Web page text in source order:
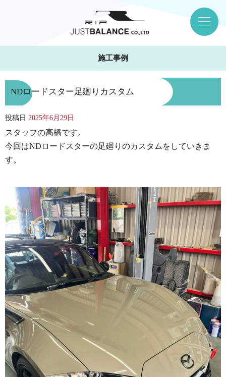
施工事例
NDロードスター足廻りカスタム
投稿日 2025年6月29日
スタッフの高橋です。
今回はNDロードスターの足廻りのカスタムをしていきま
す。